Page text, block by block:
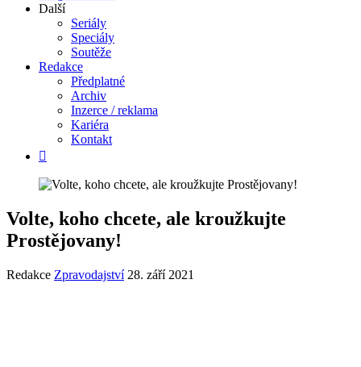
Další
Seriály
Speciály
Soutěže
Redakce
Předplatné
Archiv
Inzerce / reklama
Kariéra
Kontakt
Volte, koho chcete, ale kroužkujte
Prostějovany!
Redakce Zpravodajství 28. září 2021